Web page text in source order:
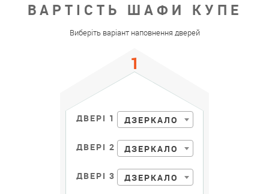
ВАРТІСТЬ ШАФИ КУПЕ
Виберіть варіант наповнення дверей
ДВЕРІ 1 ДЗЕРКАЛО
ДВЕРІ 2 ДЗЕРКАЛО
ДВЕРІ 3 ДЗЕРКАЛО